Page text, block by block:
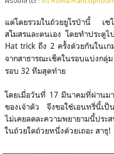
แต่โดยรวมในถ้วยยูโรป้านี้ เซ
สโมสรและตนเอง โดยทำประตู
Hat trick ถึง 2 ครั้งด้วยกันในเก
จากสาธารณะเช็คในรอบแบ่งกลุ่
รอบ 32 ทีมสุดท้าย
โดยเมื่อวันที่ 17 มีนาคมที่ผ่านม
ของเจ้าตัว จึงขอใช้เอนทรี่นี้เป็
ไม่เคยลดละความพยายามนี้ปร
ในถ้วยใดถ้วยหนึ่งด้วยเถอะ สาธุ!